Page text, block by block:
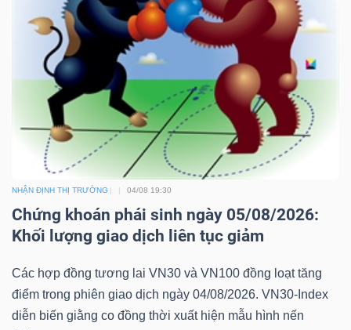
NHẬN ĐỊNH THỊ TRƯỜNG 04/08 19:30
Chứng khoán phái sinh ngày 05/08/2026:
Khối lượng giao dịch liên tục giảm
Các hợp đồng tương lai VN30 và VN100 đồng loạt tăng
điểm trong phiên giao dịch ngày 04/08/2026. VN30-Index
diễn biến giằng co đồng thời xuất hiện mẫu hình nến